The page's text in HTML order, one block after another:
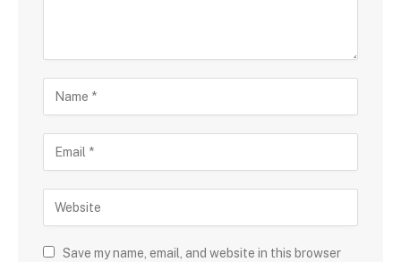
Save my name, email, and website in this browser